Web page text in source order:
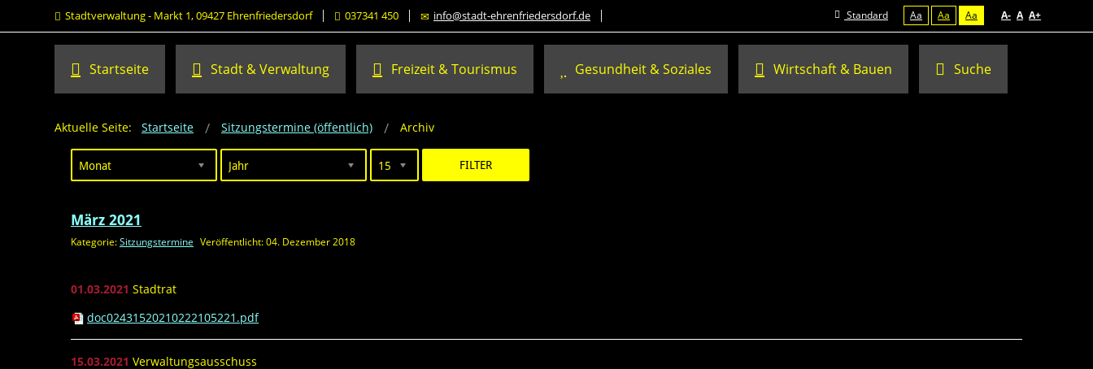
Stadtverwaltung - Markt 1, 09427 Ehrenfriedersdorf 037341 450 info@stadt-ehrenfriedersdorf.de Standard Aa Aa Aa A- A A+
Startseite Stadt & Verwaltung Freizeit & Tourismus Gesundheit & Soziales Wirtschaft & Bauen Suche
Aktuelle Seite: Startseite Sitzungstermine (öffentlich) Archiv
Monat Jahr 15 FILTER
März 2021
Kategorie:Sitzungstermine Veröffentlicht: 04. Dezember 2018
01.03.2021 Stadtrat
doc02431520210222105221.pdf
15.03.2021 Verwaltungsausschuss